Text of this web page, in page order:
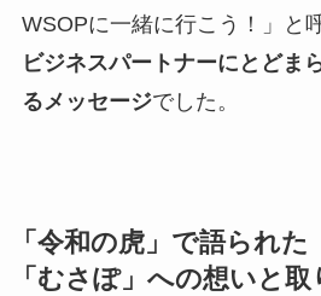
WSOPに一緒に行こう！」と
ビジネスパートナーにとどま
るメッセージでした。
「令和の虎」で語られた
「むさぽ」への想いと取